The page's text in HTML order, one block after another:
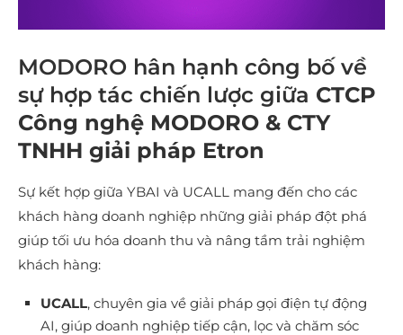
MODORO hân hạnh công bố về
sự hợp tác chiến lược giữa CTCP
Công nghệ MODORO & CTY
TNHH giải pháp Etron
Sự kết hợp giữa YBAI và UCALL mang đến cho các
khách hàng doanh nghiệp những giải pháp đột phá
giúp tối ưu hóa doanh thu và nâng tầm trải nghiệm
khách hàng:
UCALL, chuyên gia về giải pháp gọi điện tự động
AI, giúp doanh nghiệp tiếp cận, lọc và chăm sóc